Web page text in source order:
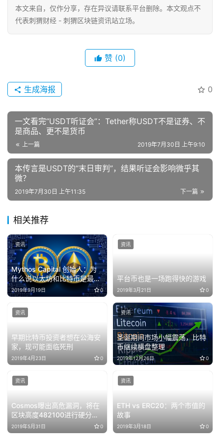
本文来自 ，仅作分享，存在异议请联系平台删除。本文观点不
代表刺猬财经 - 刺猬区块链资讯站立场。
赞 (0)
0
生成海报
一文看完“USDT听证会”：Tether称USDT不是证券、不
是商品、更不是货币
上一篇 2019年7月30日 上午9:10
本传言是USDT的“末日审判”，结果听证会影响微乎其
微？
下一篇
2019年7月30日 上午11:35
相关推荐
Mythos Capital 创始人：为
什么说以太坊和比特币是最重
要的两个加密货币
2019年9月19日 0
资讯
平台币也是一场跑得快的游戏
2019年3月21日 0
资讯
早期比特币投资者想在公海安
家，现可能面临死刑
2019年4月23日 0
资讯
圣诞期间市场小幅震荡，比特
币继续横盘整理
2019年12月26日 0
资讯
Cosmos曝出高危漏洞，将在
区块高度482100进行硬分叉
升级
2019年5月31日 0
资讯
ETH vs ERC20：两个市值的
故事
2019年3月18日 0
资讯